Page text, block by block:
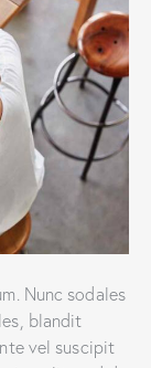
Nunc sodales
blandit
vel suscipit